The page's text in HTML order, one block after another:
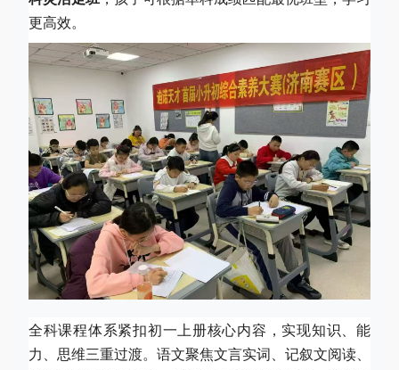
更高效。
全科课程体系紧扣初一上册核心内容，实现知识、能
力、思维三重过渡。语文聚焦文言实词、记叙文阅读、